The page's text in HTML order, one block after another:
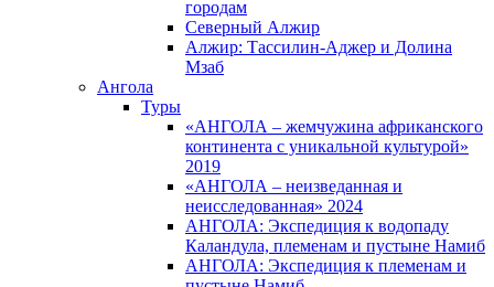
городам
Северный Алжир
Алжир: Тассилин-Аджер и Долина
Мзаб
Ангола
Туры
«АНГОЛА – жемчужина африканского
континента с уникальной культурой»
2019
«АНГОЛА – неизведанная и
неисследованная» 2024
АНГОЛА: Экспедиция к водопаду
Каландула, племенам и пустыне Намиб
АНГОЛА: Экспедиция к племенам и